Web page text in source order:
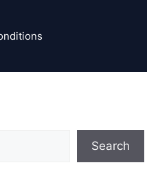
Search